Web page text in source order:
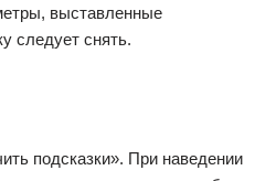
выставленные
следует снять.
подсказки». При наведении